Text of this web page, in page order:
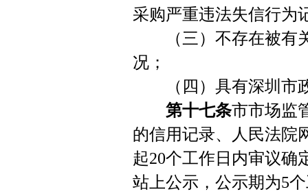
采购严重违法失信行为
（三）不存在被有关
况；
（四）具有深圳市政
第十七条市市场监
的信用记录、人民法院
起20个工作日内审议确
站上公示，公示期为5